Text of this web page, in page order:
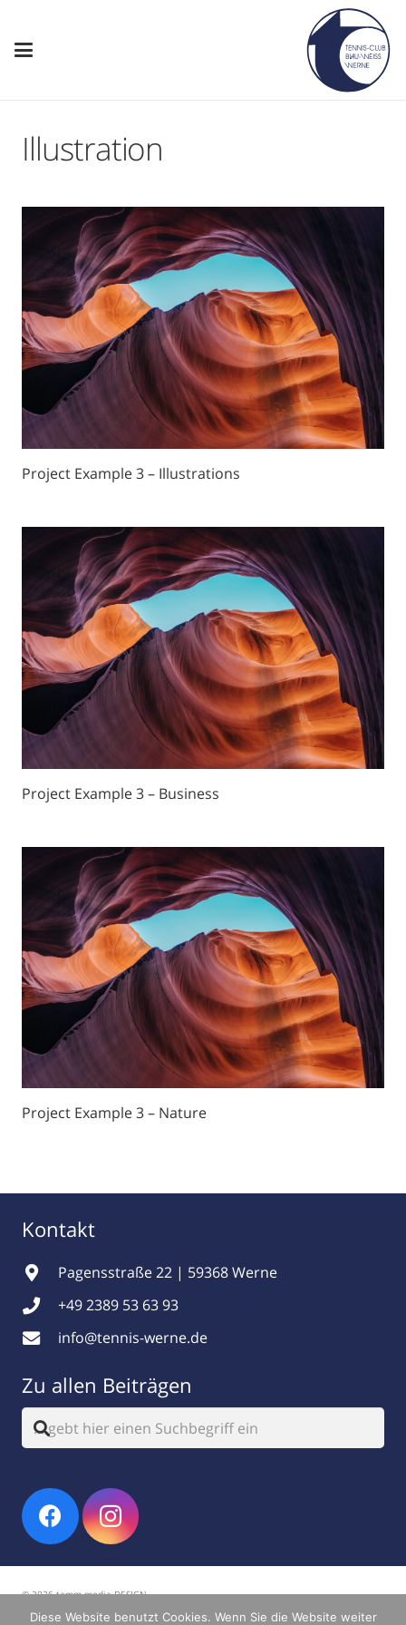
Illustration
Project Example 3 – Illustrations
Project Example 3 – Business
Project Example 3 – Nature
Kontakt
Pagensstraße 22 | 59368 Werne
+49 2389 53 63 93
info@tennis-werne.de
Zu allen Beiträgen
© 2026 tamm.media DESIGN
Diese Website benutzt Cookies. Wenn Sie die Website weiter